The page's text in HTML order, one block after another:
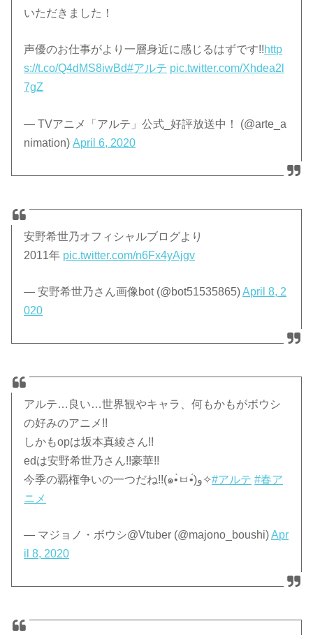
いただきました！
声優のお仕事がより一層身近に感じるはずです!!http
s://t.co/Q4dMS8iwBd#アルテ pic.twitter.com/Xhdea2l
7gZ
— TVアニメ「アルテ」公式_好評放送中！ (@arte_a
nimation)April 6, 2020
安野希世乃オフィシャルブログより
2011年 pic.twitter.com/n6Fx4yAjgv
— 安野希世乃さん画像bot (@bot51535865)April 8, 2
020
アルテ…良い…世界観やキャラ、何もかもがボウシ
の好みのアニメ!!
しかもopは坂本真綾さん!!
edは安野希世乃さん!!豪華!!
今季の覇権争いの一つだね!!(๑•̀ㅂ•́)و✧#アルテ #春ア
ニメ
— マジョノ・ボウシ@Vtuber (@majono_boushi)Apr
il 8, 2020